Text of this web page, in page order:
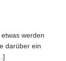
werden
darüber ein